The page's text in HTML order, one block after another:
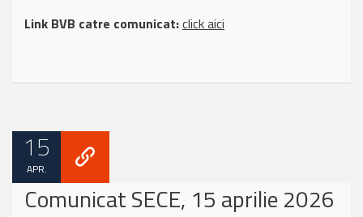
Link BVB catre comunicat:click aici
15
APR.
Comunicat SECE, 15 aprilie 2026